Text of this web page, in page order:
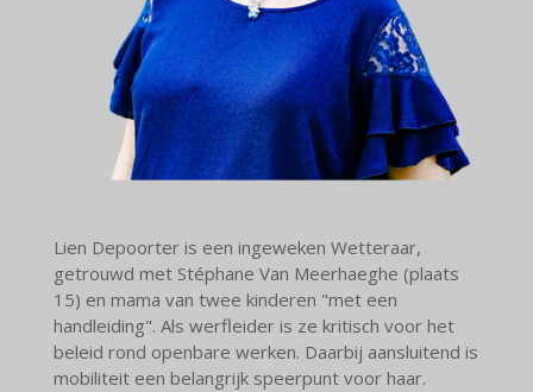
Lien Depoorter is een ingeweken Wetteraar,
getrouwd met Stéphane Van Meerhaeghe (plaats
15) en mama van twee kinderen "met een
handleiding". Als werfleider is ze kritisch voor het
beleid rond openbare werken. Daarbij aansluitend is
mobiliteit een belangrijk speerpunt voor haar.